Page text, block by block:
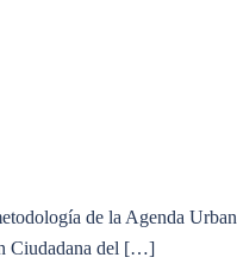
de la Agenda
Ciudadana del […]